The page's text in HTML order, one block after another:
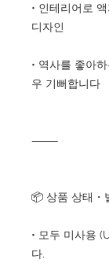
• 인테리어로
디자인
• 역사를 좋아
우 기뻐합니다
⸻
📦 상품 상태・
• 모두 미사용
다.